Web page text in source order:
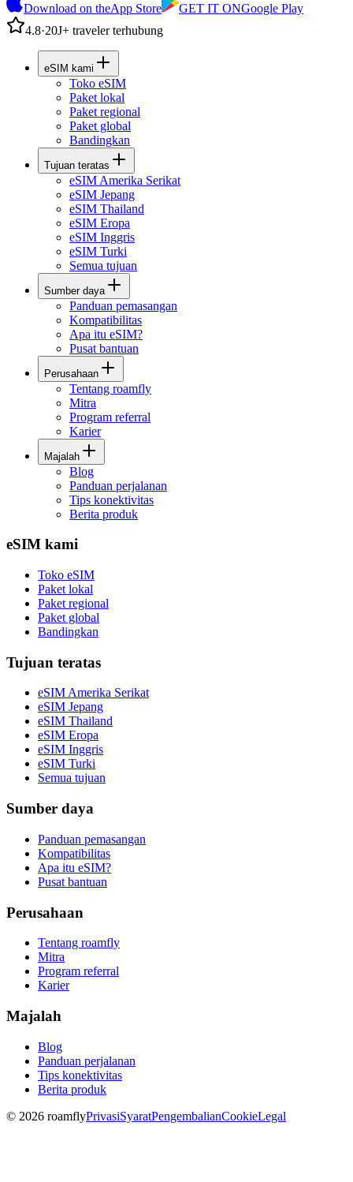
Download on theApp Store GET IT ONGoogle Play
4.8·20J+ traveler terhubung
eSIM kami
Toko eSIM
Paket lokal
Paket regional
Paket global
Bandingkan
Tujuan teratas
eSIM Amerika Serikat
eSIM Jepang
eSIM Thailand
eSIM Eropa
eSIM Inggris
eSIM Turki
Semua tujuan
Sumber daya
Panduan pemasangan
Kompatibilitas
Apa itu eSIM?
Pusat bantuan
Perusahaan
Tentang roamfly
Mitra
Program referral
Karier
Majalah
Blog
Panduan perjalanan
Tips konektivitas
Berita produk
eSIM kami
Toko eSIM
Paket lokal
Paket regional
Paket global
Bandingkan
Tujuan teratas
eSIM Amerika Serikat
eSIM Jepang
eSIM Thailand
eSIM Eropa
eSIM Inggris
eSIM Turki
Semua tujuan
Sumber daya
Panduan pemasangan
Kompatibilitas
Apa itu eSIM?
Pusat bantuan
Perusahaan
Tentang roamfly
Mitra
Program referral
Karier
Majalah
Blog
Panduan perjalanan
Tips konektivitas
Berita produk
© 2026 roamflyPrivasiSyaratPengembalianCookieLegal